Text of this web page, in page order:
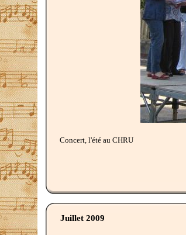
Concert, l'été au CHRU
Juillet 2009